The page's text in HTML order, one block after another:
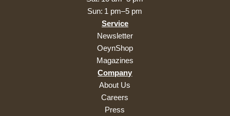
Sun: 1 pm–5 pm
Service
Newsletter
OeynShop
Magazines
Company
About Us
Careers
Press